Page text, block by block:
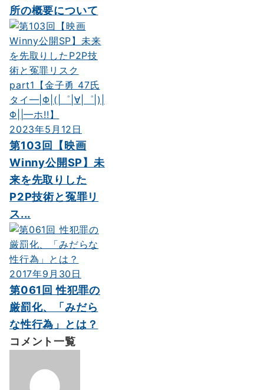
所の概要について
2023年5月12日
第103回【映画
Winny公開SP】未
来を先取りした
P2P技術と冤罪リ
ス...
2017年9月30日
第061回 性犯罪の
厳罰化、「みだら
な性行為」とは？
コメント一覧